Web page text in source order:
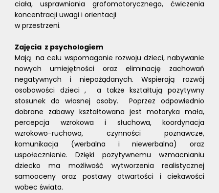
ciała, usprawniania grafomotorycznego, ćwiczenia
koncentracji uwagi i orientacji
w przestrzeni.
Zajęcia z psychologiem
Mają na celu wspomaganie rozwoju dzieci, nabywanie
nowych umiejętności oraz eliminację zachowań
negatywnych i niepożądanych. Wspierają rozwój
osobowości dzieci , a także kształtują pozytywny
stosunek do własnej osoby. Poprzez odpowiednio
dobrane zabawy kształtowana jest motoryka mała,
percepcja wzrokowa i słuchowa, koordynacja
wzrokowo-ruchowa, czynności poznawcze,
komunikacja (werbalna i niewerbalna) oraz
uspołecznienie. Dzięki pozytywnemu wzmacnianiu
dziecko ma możliwość wytworzenia realistycznej
samooceny oraz postawy otwartości i ciekawości
wobec świata.